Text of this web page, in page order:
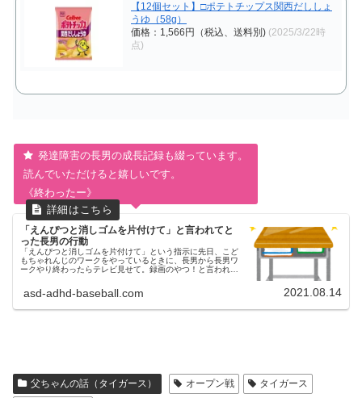
【12個セット】□ポテトチップス関西だししょ
うゆ（58g）
価格：1,566円（税込、送料別) (2025/3/22時
点)
発達障害の長男の成長記録も綴っています。
読んでいただけると嬉しいです。
《終わったー》
「えんぴつと消しゴムを片付けて」と言われてと
った長男の行動
「えんぴつと消しゴムを片付けて」という指示に先日、こど
もちゃれんじのワークをやっているときに、長男から長男ワ
ークやり終わったらテレビ見せて。録画のやつ！と言われた
asd-adhd-baseball.com 2021.08.14
父ちゃんの話（タイガース） オープン戦
タイガース